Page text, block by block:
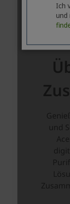
Ich
und